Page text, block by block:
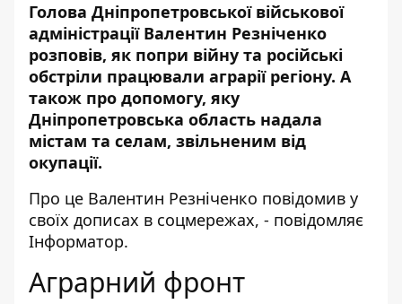
Голова Дніпропетровської військової
адміністрації Валентин Резніченко
розповів, як попри війну та російські
обстріли працювали аграрії регіону. А
також про допомогу, яку
Дніпропетровська область надала
містам та селам, звільненим від
окупації.
Про це Валентин Резніченко повідомив у
своїх дописах в соцмережах, - повідомляє
Інформатор.
Аграрний фронт